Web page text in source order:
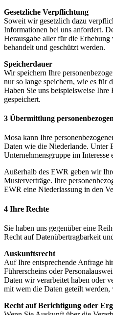
Gesetzliche Verpflichtung
Soweit wir gesetzlich dazu
Informationen bei uns anfordert.
Herausgabe aller für die
behandelt und geschützt werden.
Speicherdauer
Wir speichern Ihre
nur so lange speichern, wie es für
Haben Sie uns beispielsweise
gespeichert.
3 Übermittlung
Mosa kann Ihre
Daten wie die Niederlande. Unter
Unternehmensgruppe im
Außerhalb des EWR geben wir
Musterverträge. Ihre
EWR eine Niederlassung in den
4 Ihre Rechte
Sie haben uns gegenüber eine
Recht auf Datenübertragbarkeit
Auskunftsrecht
Auf Ihre entsprechende Anfrage
Führerscheins oder
Daten wir verarbeitet haben oder
mit wem die Daten geteilt werden,
Recht auf Berichtigung oder